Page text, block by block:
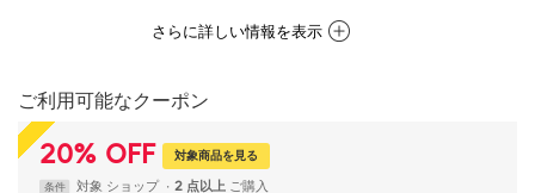
さらに詳しい情報を表示
ご利用可能なクーポン
20% OFF 対象商品を見る
条件 対象 ショップ 2 点以上